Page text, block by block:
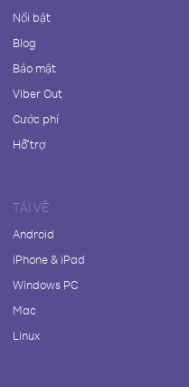
Nổi bật
Blog
Bảo mật
Viber Out
Cước phí
Hỗ trợ
TẢI VỀ
Android
iPhone & iPad
Windows PC
Mac
Linux